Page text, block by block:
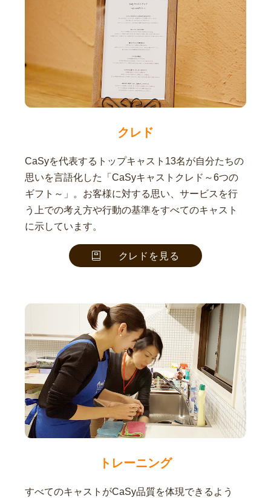
クレド
CaSyを代表するトップキャスト13名が自分たちの
思いを言語化した「CaSyキャストクレド～6つの
ギフト～」。お客様に対する思い、サービスを行
う上での考え方や行動の基準をすべてのキャスト
に示しています。
クレドを見る
トレーニング
すべてのキャストがCaSy品質を体現できるよう